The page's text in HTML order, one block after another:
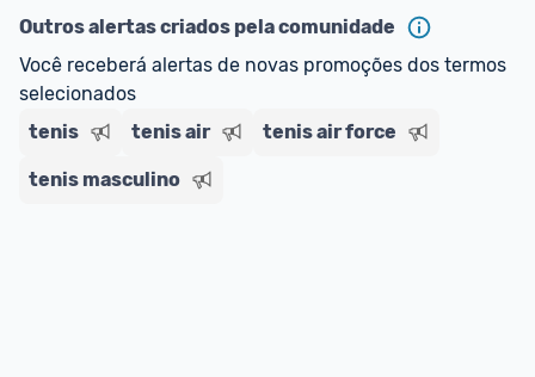
Outros alertas criados pela comunidade
Você receberá alertas de novas promoções dos termos
selecionados
tenis
tenis air tenis air force
tenis masculino